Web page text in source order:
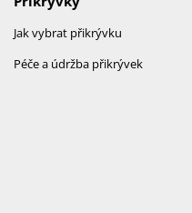
Jak vybrat přikrývku
Péče a údržba přikrývek